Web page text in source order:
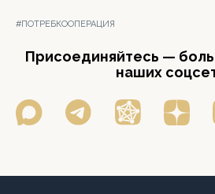
#ПОТРЕБКООПЕРАЦИЯ
Присоединяйтесь —
наших